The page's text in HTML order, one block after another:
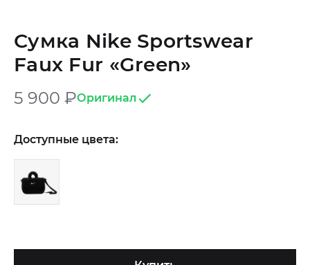
Сумка Nike Sportswear
Faux Fur «Green»
5 900 ₽Оригинал
Доступные цвета: